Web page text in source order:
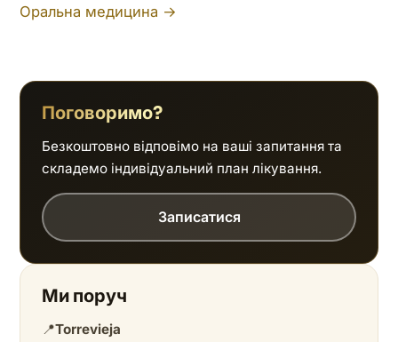
Оральна медицина →
Поговоримо?
Безкоштовно відповімо на ваші запитання та
складемо індивідуальний план лікування.
Записатися
Ми поруч
📍Torrevieja